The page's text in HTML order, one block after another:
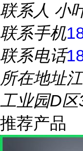
联系人 小
联系手机
联系电话
所在地址
工业园D
推荐产品